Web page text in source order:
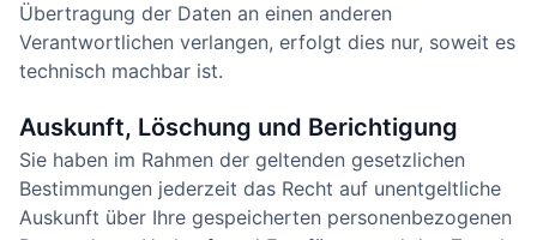
Übertragung der Daten an einen anderen
Verantwortlichen verlangen, erfolgt dies nur, soweit es
technisch machbar ist.
Auskunft, Löschung und Berichtigung
Sie haben im Rahmen der geltenden gesetzlichen
Bestimmungen jederzeit das Recht auf unentgeltliche
Auskunft über Ihre gespeicherten personenbezogenen